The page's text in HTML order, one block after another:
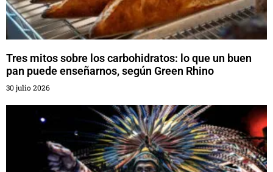
Tres mitos sobre los carbohidratos: lo que un buen
pan puede enseñarnos, según Green Rhino
30 julio 2026